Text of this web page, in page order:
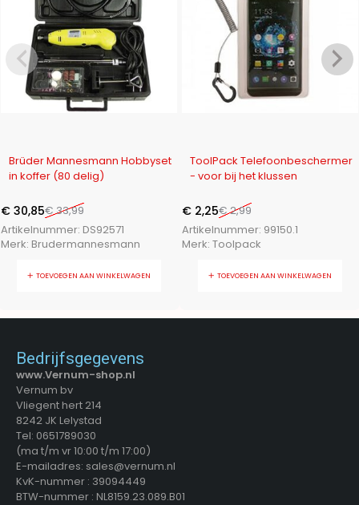
Brüder Mannesmann Hobbyset
in koffer (80 delig)
€33,99
€ 30,85
Artikelnummer: DS92571
Merk: Brudermannesmann
TOEVOEGEN AAN WINKELWAGEN
ToolPack Telefoonbeschermer
- voor bij het klussen
€2,99
€ 2,25
Artikelnummer: 99150.1
Merk:Toolpack
TOEVOEGEN AAN WINKELWAGEN
Bedrijfsgegevens
www.Vernum-shop.nl
Vernum bv
Vliegent hert 214
8242 JK Lelystad
Tel: 0651789030
(ma t/m vr 10:00 t/m 17:00)
E-mailadres: sales@vernum.nl
KvK-nummer : 39094449
BTW-nummer : NL8159.23.089.B01